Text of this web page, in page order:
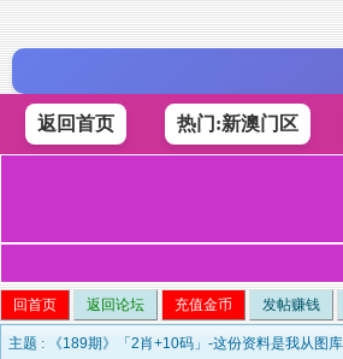
返回首页 热门:新澳门区
回首页 返回论坛 充值金币 发帖赚钱
主题 : 《189期》「2肖+10码」-这份资料是我从图